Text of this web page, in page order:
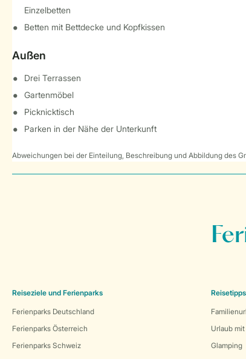
Einzelbetten
Betten mit Bettdecke und Kopfkissen
Außen
Drei Terrassen
Gartenmöbel
Picknicktisch
Parken in der Nähe der Unterkunft
Abweichungen bei der Einteilung, Beschreibung und Abbildung des
Reiseziele und Ferienparks
Ferienparks Deutschland
Ferienparks Österreich
Ferienparks Schweiz
Urlaub
Glamping